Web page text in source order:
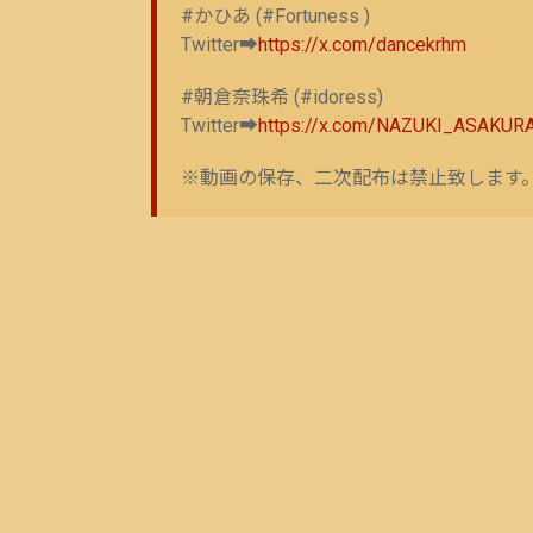
#かひあ (#Fortuness )
Twitter➡https://x.com/dancekrhm
#朝倉奈珠希 (#idoress)
Twitter➡https://x.com/
※動画の保存、二次配布は禁止致します